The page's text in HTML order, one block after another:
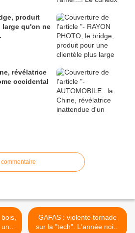
produit
qu'on ne
révélatrice
occidental
GAFAS : violente tornade
sur la "tech". L'année noire